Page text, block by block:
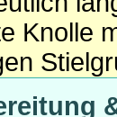
Knolle